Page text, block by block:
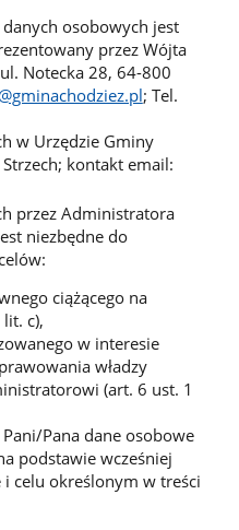
osobowych jest
przez Wójta
Notecka 28, 64-800
; Tel.
w Urzędzie Gminy
kontakt email:
przez Administratora
niezbędne do
ciążącego na
c),
w interesie
władzy
(art. 6 ust. 1
Pana dane osobowe
podstawie wcześniej
celu określonym w treści